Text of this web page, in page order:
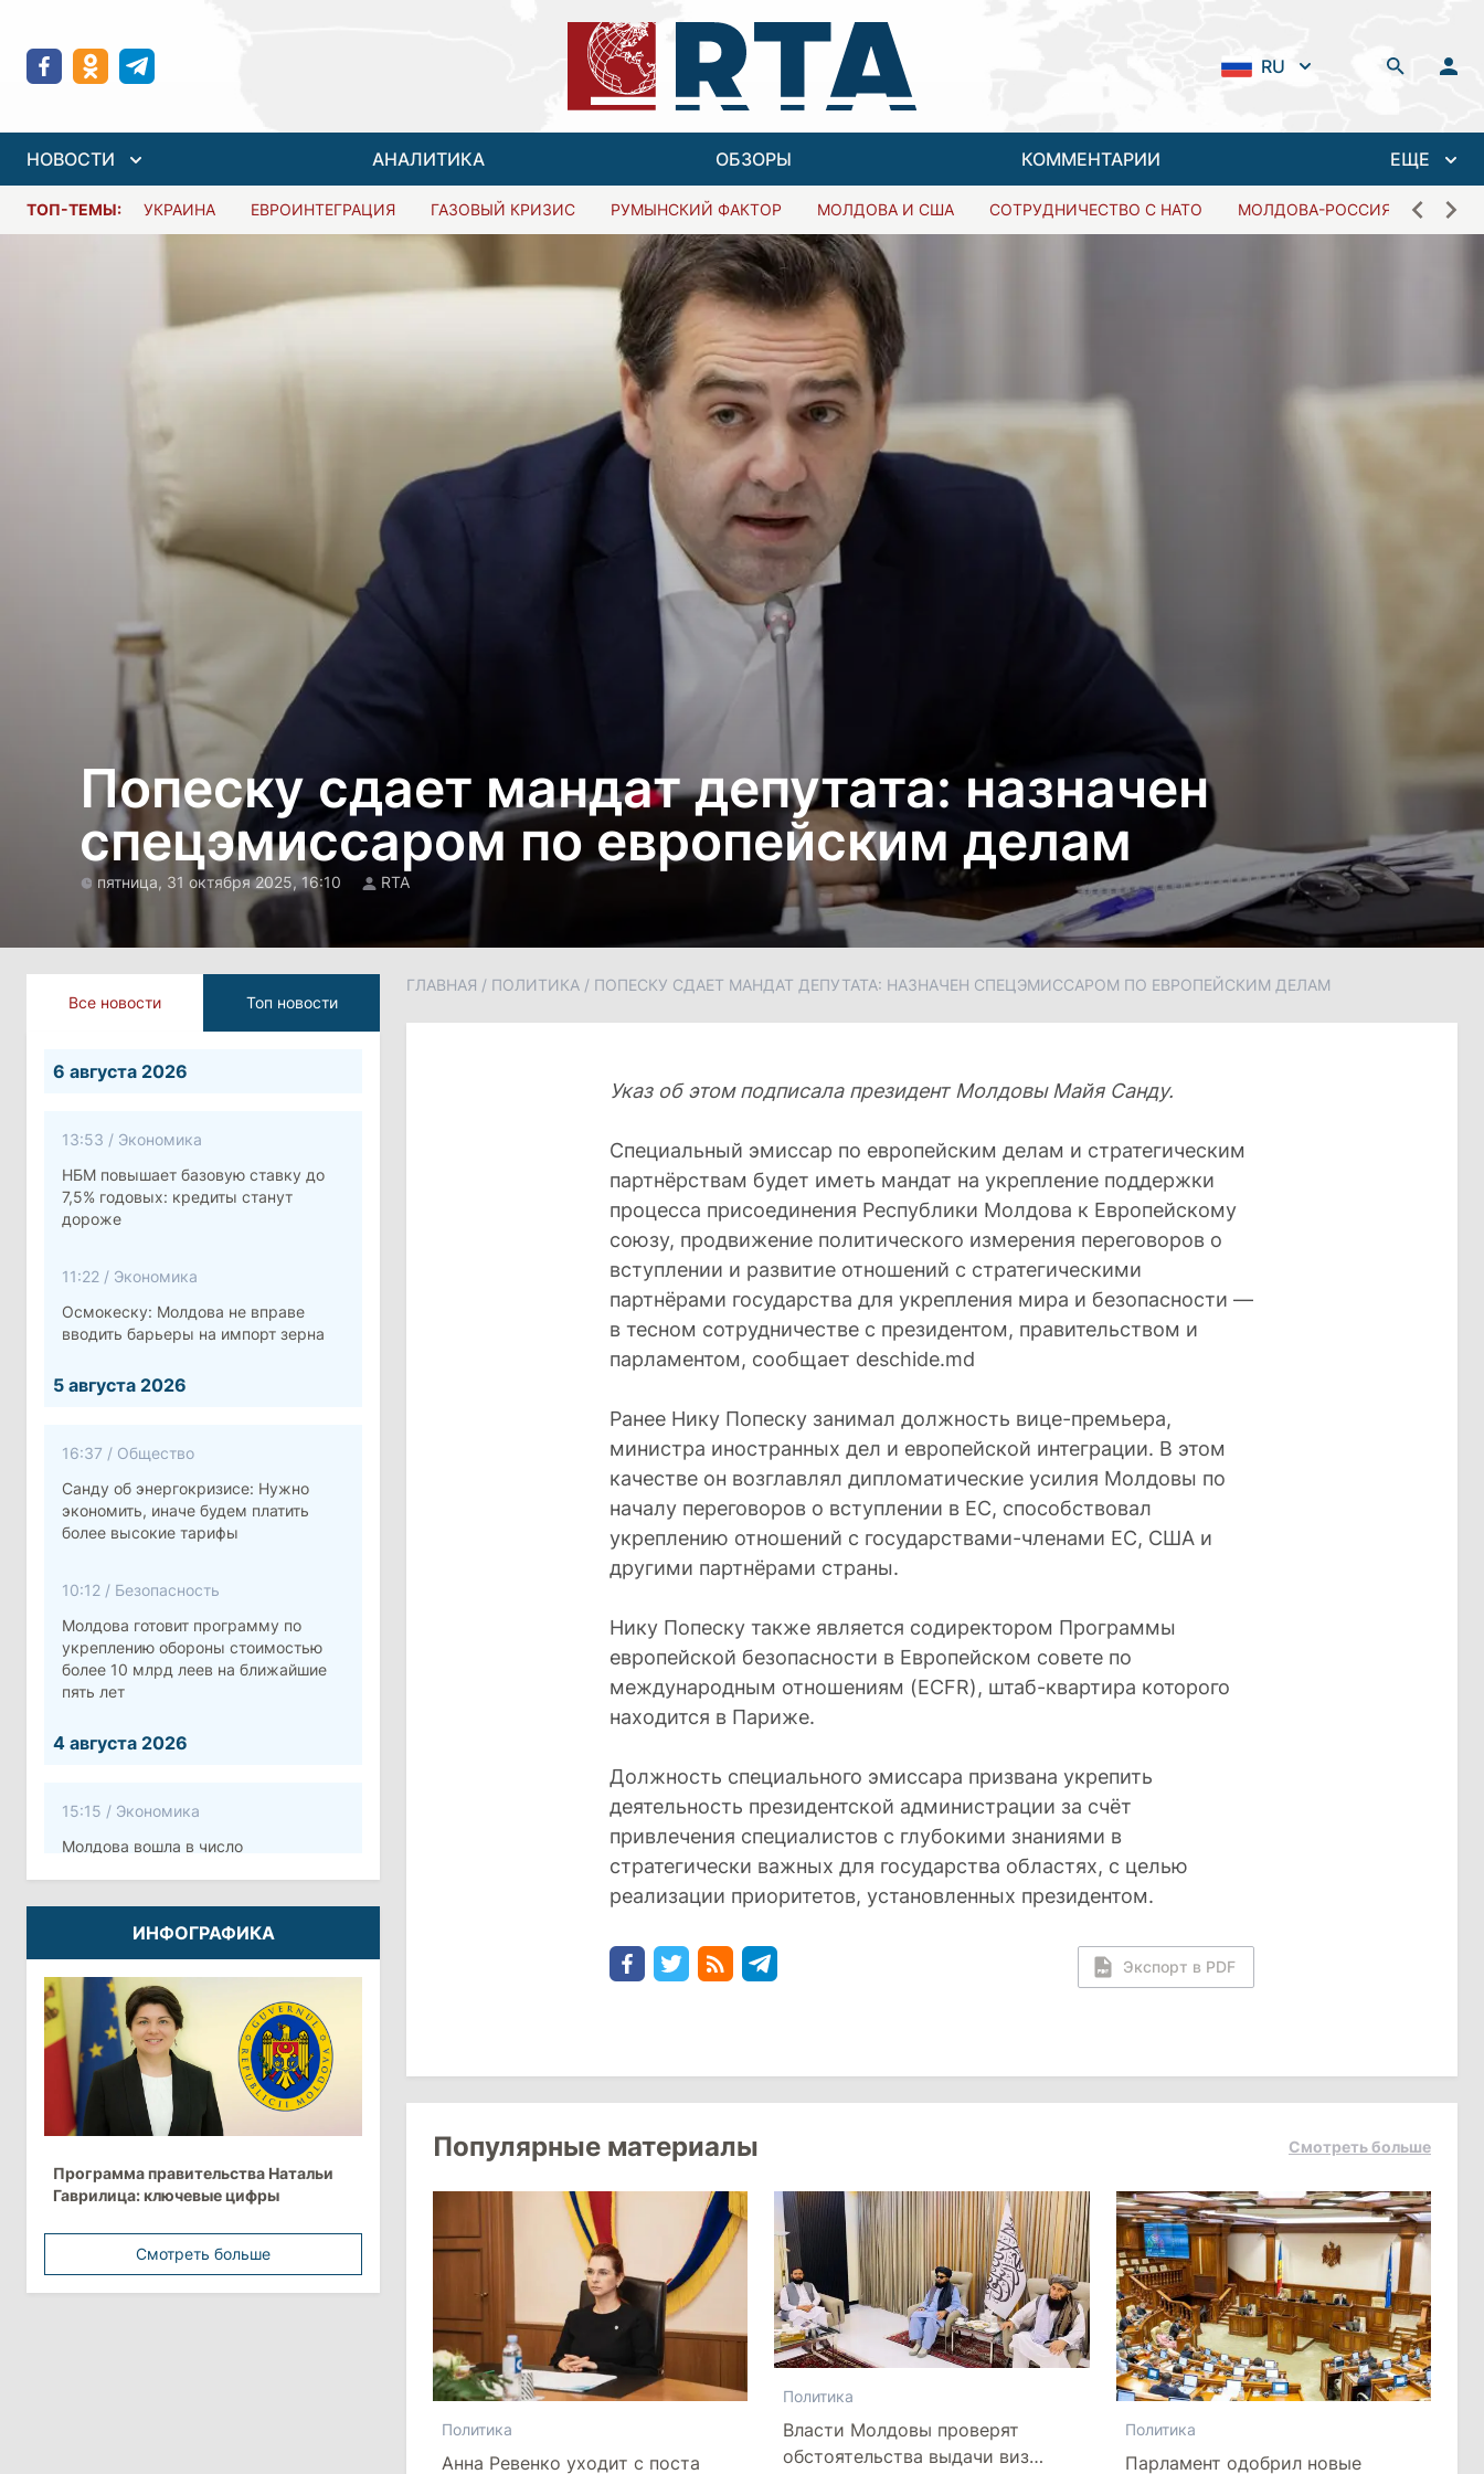
RU
НОВОСТИ АНАЛИТИКА ОБЗОРЫ КОММЕНТАРИИ ЕЩЕ
ТОП-ТЕМЫ: УКРАИНА ЕВРОИНТЕГРАЦИЯ ГАЗОВЫЙ КРИЗИС РУМЫНСКИЙ ФАКТОР МОЛДОВА И США СОТРУДНИЧЕСТВО С НАТО МОЛДОВА-РОССИЯ
Попеску сдает мандат депутата: назначен
спецэмиссаром по европейским делам
пятница, 31 октября 2025, 16:10 RTA
Все новости Топ новости
6 августа 2026
13:53 / Экономика
НБМ повышает базовую ставку до
7,5% годовых: кредиты станут
дороже
11:22 / Экономика
Осмокеску: Молдова не вправе
вводить барьеры на импорт зерна
5 августа 2026
16:37 / Общество
Санду об энергокризисе: Нужно
экономить, иначе будем платить
более высокие тарифы
10:12 / Безопасность
Молдова готовит программу по
укреплению обороны стоимостью
более 10 млрд леев на ближайшие
пять лет
4 августа 2026
15:15 / Экономика
Молдова вошла в число
Анна Ревенко уходит с поста главы
Центра по борьбе с
дезинформацией
3 августа 2026
Власти Молдовы проверят
обстоятельства выдачи виз
ИНФОГРАФИКА
Программа правительства Натальи
Гаврилица: ключевые цифры
Смотреть больше
ГЛАВНАЯ / ПОЛИТИКА / ПОПЕСКУ СДАЕТ МАНДАТ ДЕПУТАТА: НАЗНАЧЕН СПЕЦЭМИССАРОМ ПО ЕВРОПЕЙСКИМ ДЕЛАМ
Указ об этом подписала президент Молдовы Майя Санду.
Специальный эмиссар по европейским делам и стратегическим
партнёрствам будет иметь мандат на укрепление поддержки
процесса присоединения Республики Молдова к Европейскому
союзу, продвижение политического измерения переговоров о
вступлении и развитие отношений с стратегическими
партнёрами государства для укрепления мира и безопасности —
в тесном сотрудничестве с президентом, правительством и
парламентом, сообщает deschide.md
Ранее Нику Попеску занимал должность вице-премьера,
министра иностранных дел и европейской интеграции. В этом
качестве он возглавлял дипломатические усилия Молдовы по
началу переговоров о вступлении в ЕС, способствовал
укреплению отношений с государствами-членами ЕС, США и
другими партнёрами страны.
Нику Попеску также является содиректором Программы
европейской безопасности в Европейском совете по
международным отношениям (ECFR), штаб-квартира которого
находится в Париже.
Должность специального эмиссара призвана укрепить
деятельность президентской администрации за счёт
привлечения специалистов с глубокими знаниями в
стратегически важных для государства областях, с целью
реализации приоритетов, установленных президентом.
Экспорт в PDF
Популярные материалы Смотреть больше
Политика
Анна Ревенко уходит с поста
Политика
Власти Молдовы проверят
обстоятельства выдачи виз
Политика
Парламент одобрил новые